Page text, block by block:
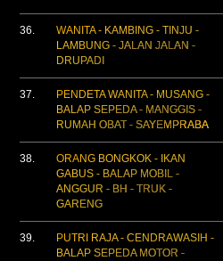
36.
WANITA - KAMBING - TINJU -
LAMBUNG - JALAN JALAN -
DRUPADI
37.
PENDETA WANITA - MUSANG -
BALAP SEPEDA - MANGGIS -
RUMAH OBAT - SAYEMPRABA
38.
ORANG BONGKOK - IKAN
GABUS - BALAP MOBIL -
ANGGUR - BH - TRUK -
GARENG
39.
PUTRI RAJA - CENDRAWASIH -
BALAP SEPEDA MOTOR -